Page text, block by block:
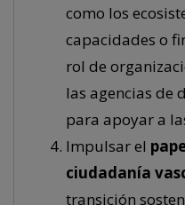
como los
capacidades o
rol de
las agencias de
para apoyar a
Impulsar el
ciudadanía
transición